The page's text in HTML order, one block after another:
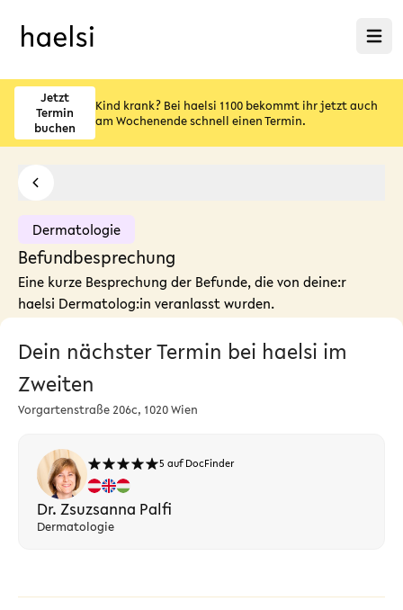
Menü
Jetzt
Termin
buchen
Kind krank? Bei haelsi 1100 bekommt ihr jetzt auch
am Wochenende schnell einen Termin.
Dermatologie
Befundbesprechung
Eine kurze Besprechung der Befunde, die von deine:r
haelsi Dermatolog:in veranlasst wurden.
Dein nächster Termin bei haelsi im
Zweiten
Vorgartenstraße 206c, 1020 Wien
5 auf DocFinder
Dr. Zsuzsanna Palfi
Dermatologie